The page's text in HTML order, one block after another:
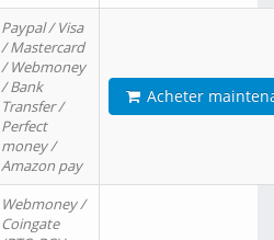
Paypal / Visa
/ Mastercard
/ Webmoney
/ Bank
Transfer /
Perfect
money /
Amazon pay
Acheter
Webmoney /
Coingate